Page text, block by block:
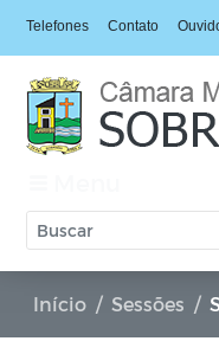
Telefones Contato
Início Sessões